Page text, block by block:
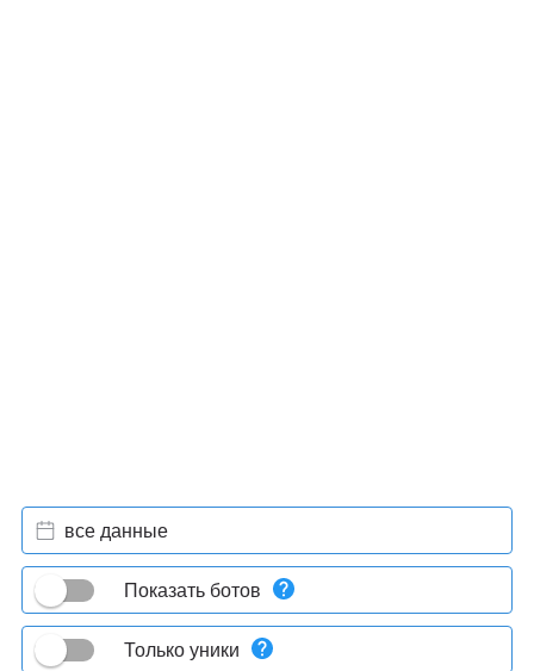
все данные
Показать ботов
Только уники